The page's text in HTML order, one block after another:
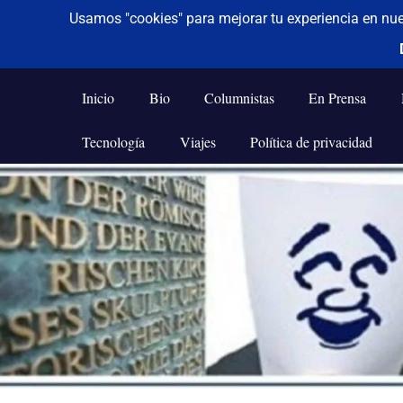
Saltar
al
contenido
De todo un poco
Frases,
Humor,
Tecnología
y
Viajes
Inicio Bio Columnistas En Prensa
Tecnología Viajes Política de privacidad